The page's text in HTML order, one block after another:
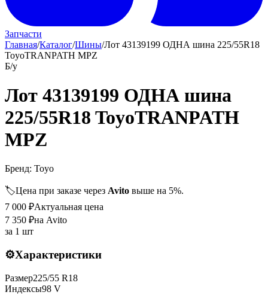
Запчасти
Главная/Каталог/Шины/Лот 43139199 ОДНА шина 225/55R18
ToyoTRANPATH MPZ
Б/у
Лот 43139199 ОДНА шина
225/55R18 ToyoTRANPATH
MPZ
Бренд: Toyo
🏷️Цена при заказе через Avito выше на 5%.
7 000 ₽Актуальная цена
7 350 ₽на Avito
за 1 шт
⚙️Характеристики
Размер225/55 R18
Индексы98 V